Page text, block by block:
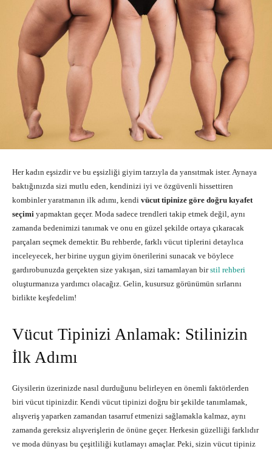
Her kadın eşsizdir ve bu eşsizliği giyim tarzıyla da yansıtmak ister. Aynaya
baktığınızda sizi mutlu eden, kendinizi iyi ve özgüvenli hissettiren
kombinler yaratmanın ilk adımı, kendi vücut tipinize göre doğru kıyafet
seçimi yapmaktan geçer. Moda sadece trendleri takip etmek değil, aynı
zamanda bedenimizi tanımak ve onu en güzel şekilde ortaya çıkaracak
parçaları seçmek demektir. Bu rehberde, farklı vücut tiplerini detaylıca
inceleyecek, her birine uygun giyim önerilerini sunacak ve böylece
gardırobunuzda gerçekten size yakışan, sizi tamamlayan birstil rehberi
oluşturmanıza yardımcı olacağız. Gelin, kusursuz görünümün sırlarını
birlikte keşfedelim!
Vücut Tipinizi Anlamak: Stilinizin
İlk Adımı
Giysilerin üzerinizde nasıl durduğunu belirleyen en önemli faktörlerden
biri vücut tipinizdir. Kendi vücut tipinizi doğru bir şekilde tanımlamak,
alışveriş yaparken zamandan tasarruf etmenizi sağlamakla kalmaz, aynı
zamanda gereksiz alışverişlerin de önüne geçer. Herkesin güzelliği farklıdır
ve moda dünyası bu çeşitliliği kutlamayı amaçlar. Peki, sizin vücut tipiniz